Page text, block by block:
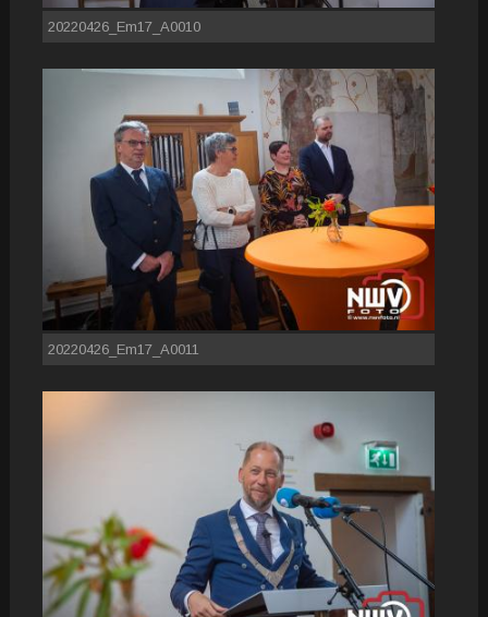
20220426_Em17_A0010
20220426_Em17_A0011